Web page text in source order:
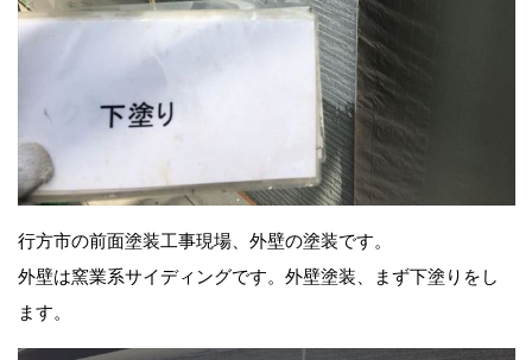
行方市の前面塗装工事現場、外壁の塗装です。
外壁は窯業系サイディングです。外壁塗装、まず下塗りをし
ます。